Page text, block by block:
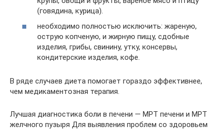
(говядина, курица).
необходимо полностью исключить: жареную,
острую копченую, и жирную пищу, сдобные
изделия, грибы, свинину, утку, консервы,
кондитерские изделия, кофе.
В ряде случаев диета помогает гораздо эффективнее,
чем медикаментозная терапия.
Лучшая диагностика боли в печени — МРТ печени и МРТ
желчного пузыря Для выявления проблем со здоровьем